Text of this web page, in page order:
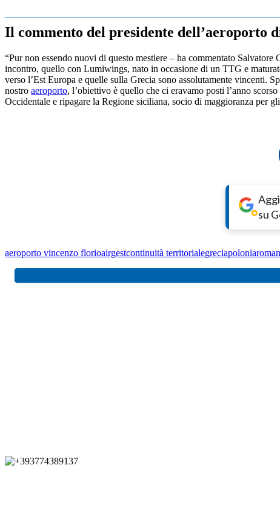
Il commento del presidente dell’aeroporto
“Pur non essendo nuovi di questo mestiere – ha commentato
incontro, quello con Lumiwings, nato in occasione di un TTG e
verso l’Est Europa e quelle sulla Grecia sono assolutamente vincenti.
nostro aeroporto, l’obiettivo è quello che ci eravamo posti l’anno
Occidentale e ripagare la Regione siciliana, socio di maggioranza per
su
aeroporto vincenzo florioairgestcontinuità territorialegreciapolonia